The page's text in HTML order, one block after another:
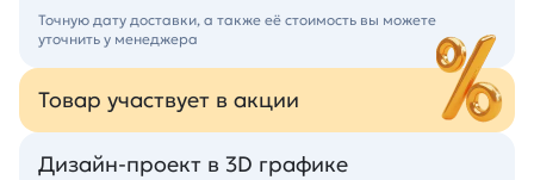
Точную дату доставки, а также её стоимость вы можете
уточнить у менеджера
Товар участвует в акции
Дизайн-проект в 3D графике